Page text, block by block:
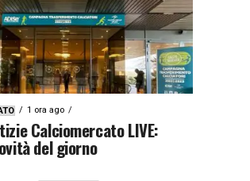
1 ora ago
Calciomercato LIVE:
del giorno